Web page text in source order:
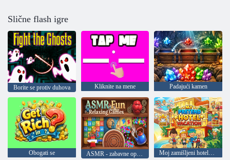
Slične flash igre
Borite se protiv duhova Kliknite na mene Padajući kamen
Obogati se ASMR - zabavne opuštajuće igre Moj zamišljeni hotelski odmor